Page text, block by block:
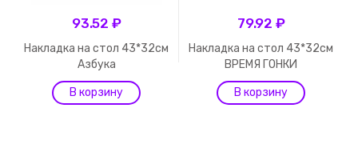
93.52 ₽
Накладка на стол 43*32см
Азбука
79.92 ₽
Накладка на стол 43*32см
ВРЕМЯ ГОНКИ